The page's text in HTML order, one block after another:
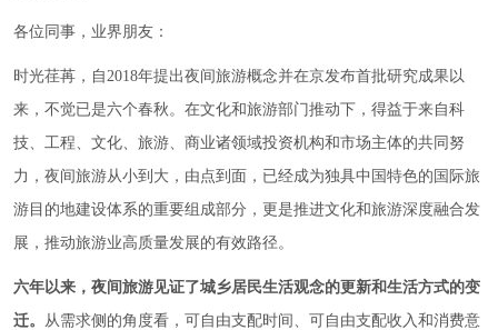
各位同事，业界朋友：
时光荏苒，自2018年提出夜间旅游概念并在京发布首批研究成果以
来，不觉已是六个春秋。在文化和旅游部门推动下，得益于来自科
技、工程、文化、旅游、商业诸领域投资机构和市场主体的共同努
力，夜间旅游从小到大，由点到面，已经成为独具中国特色的国际旅
游目的地建设体系的重要组成部分，更是推进文化和旅游深度融合发
展，推动旅游业高质量发展的有效路径。
六年以来，夜间旅游见证了城乡居民生活观念的更新和生活方式的变
迁。 从需求侧的角度看，可自由支配时间、可自由支配收入和消费意